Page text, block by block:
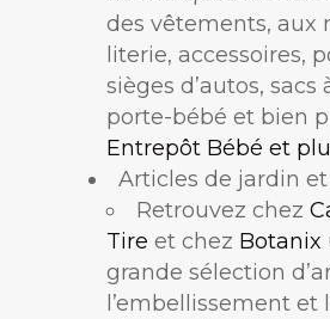
des vêtements, aux
literie, accessoires,
sièges d’autos, sacs
porte-bébé et bien
Entrepôt Bébé et
Articles de jardin
Retrouvez chez
Tire et chez Botanix
grande sélection
l’embellissement et